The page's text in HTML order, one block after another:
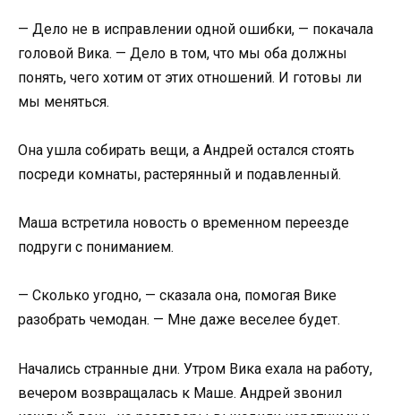
— Дело не в исправлении одной ошибки, — покачала
головой Вика. — Дело в том, что мы оба должны
понять, чего хотим от этих отношений. И готовы ли
мы меняться.
Она ушла собирать вещи, а Андрей остался стоять
посреди комнаты, растерянный и подавленный.
Маша встретила новость о временном переезде
подруги с пониманием.
— Сколько угодно, — сказала она, помогая Вике
разобрать чемодан. — Мне даже веселее будет.
Начались странные дни. Утром Вика ехала на работу,
вечером возвращалась к Маше. Андрей звонил